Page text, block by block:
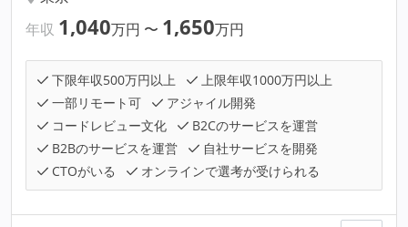
年収 1,040万円 〜 1,650万円
下限年収500万円以上
上限年収1000万円以上
一部リモート可
アジャイル開発
コードレビュー文化
B2Cのサービスを運営
B2Bのサービスを運営
自社サービスを開発
CTOがいる
オンラインで選考が受けられる